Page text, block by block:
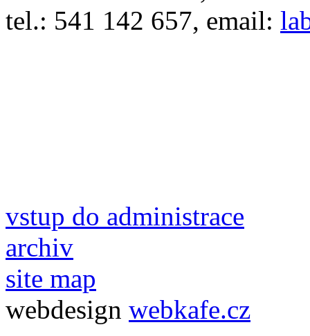
tel.: 541 142 657, email:
vstup do administrace
archiv
site map
webdesign webkafe.cz